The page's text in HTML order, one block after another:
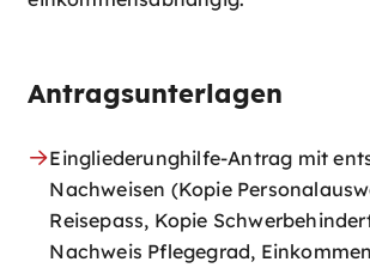
Antragsunterlagen
Eingliederunghilfe-Antrag mit
Nachweisen (Kopie
Reisepass, Kopie
Nachweis Pflegegrad,